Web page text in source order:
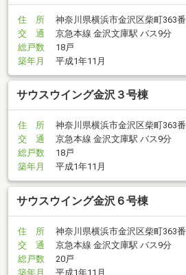
住 所
神奈川県横浜市金沢区柴町363番
交 通
京急本線 金沢文庫駅 バス9分
総戸数
18戸
築年月
平成1年11月
サウスウイング金沢３号棟
住 所
神奈川県横浜市金沢区柴町363番
交 通
京急本線 金沢文庫駅 バス9分
総戸数
18戸
築年月
平成1年11月
サウスウイング金沢６号棟
住 所
神奈川県横浜市金沢区柴町363番
交 通
京急本線 金沢文庫駅 バス9分
総戸数
20戸
築年月
平成1年11月